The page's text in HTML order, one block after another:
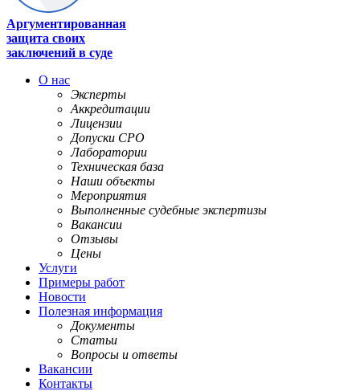
Аргументированная
защита своих
заключений в суде
О нас
Эксперты
Аккредитации
Лицензии
Допуски СРО
Лаборатории
Техническая база
Наши объекты
Мероприятия
Выполненные судебные экспертизы
Вакансии
Отзывы
Цены
Услуги
Примеры работ
Новости
Полезная информация
Документы
Статьи
Вопросы и ответы
Вакансии
Контакты